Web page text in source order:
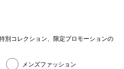
別コレクション、限定プロモーションの
メンズファッション